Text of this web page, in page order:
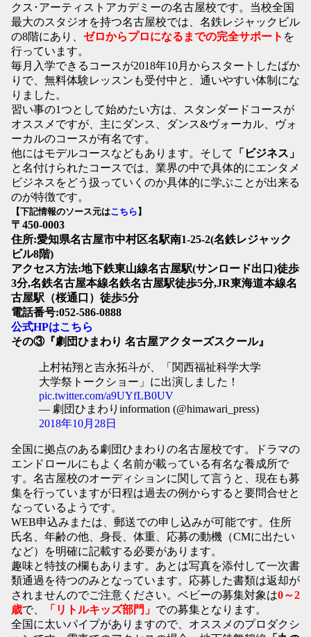
クス･アーティストアカデミーの名古屋校です。当校全国
最大のスタジオを持つ名古屋校では、名鉄レジャックビル
の8階にあり、 ゼロからプロになるまでの完全サポート を
行っています。
毎月入学できるコースが2018年10月からスタートしたばか
りで、無料体験レッスンも受付中と、通いやすい体制にな
りました。
習い事の1つとして始めたい方は、スタンダードコースが
オススメですが、主にダンス、ダンス&ヴォーカル、ヴォ
ーカルのコースが有名です。
他にはモデルコースなどもあります。そして
「ビジネス」
と名付けられたコースでは、業界の中で具体的にエンタメ
ビジネスをどう扱っていくのか具体的に学ぶことが出来る
のが特徴です。
【下記情報のソース元はこちら】
〒450-0003
住所:愛知県名古屋市中村区名駅南1-25-2(名鉄レジャック
ビル8階)
アクセス方法:地下鉄東山線名古屋駅(サンロード出口)徒歩
3分,名鉄名古屋本線名鉄名古屋駅徒歩5分,JR東海道本線名
古屋駅（桜通口）徒歩5分
電話番号:052-586-0888
公式HPはこちら
その③『劇団ひまわり 名古屋アクターズスクール』
上村祐翔と吉永拓斗が、「関西福祉科学大学
大学祭トークショー」に出演しました！
pic.twitter.com/a9UYfLB0UV
— 劇団ひまわりinformation (@himawari_press)
2018年10月28日
全国に拠点のある劇団ひまわりの名古屋校です。ドラマの
エンドロールにもよく名前が載っている有名な養成所で
す。名古屋校のオーディションに関して言うと、現在も募
集を行っていますが日程は過去の例からすると要問合せと
なっているようです。
WEB申込みまたは、郵送での申し込みが可能です。住所
氏名、年齢の他、身長、体重、応募の動機（CMに出たい
など）を明確に記載する必要があります。
趣味と特技の欄もあります。あとは写真を添付して一次書
類通過を待つのみとなっています。応募した書類は返却が
されませんのでご注意ください。ベビーの募集対象は0～2
歳で、 「リトルキッズ部門」 での募集となります。
全国に太いパイプがありますので、オススメのプロダクシ